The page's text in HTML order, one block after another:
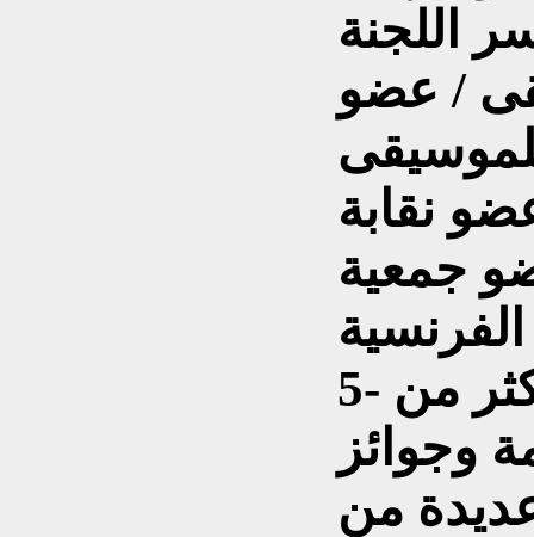
اللجنة
/ عضو
نقابة
جمعية
5- غنى المقام العراقي في اكثر من
وجوائز
من